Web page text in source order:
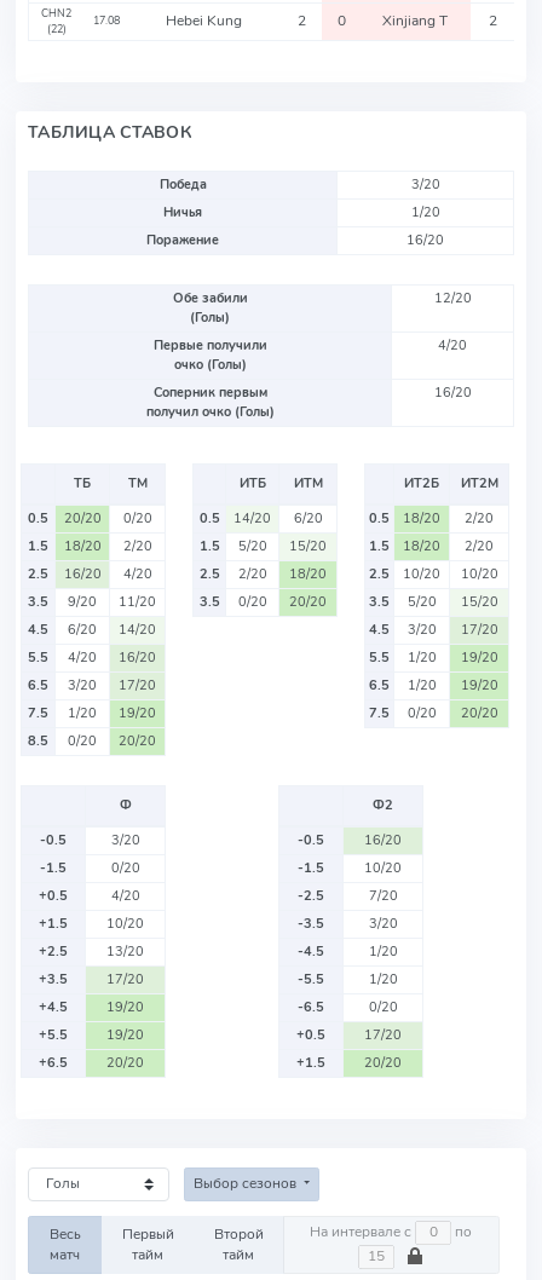
CHN2
(22)
17.08 Hebei Kung 2 0 Xinjiang T 2
ТАБЛИЦА СТАВОК
Победа
3/20
Ничья
1/20
Поражение
16/20
Обе забили
(Голы)
12/20
Первые получили
очко (Голы)
4/20
Соперник первым
получил очко (Голы)
16/20
ТБ
ТМ
0.5
20/20
0/20
1.5
18/20
2/20
2.5
16/20
4/20
3.5
9/20
11/20
4.5
6/20
14/20
5.5
4/20
16/20
6.5
3/20
17/20
7.5
1/20
19/20
8.5
0/20 20/20
ИТБ
ИТМ
0.5
14/20
6/20
1.5
5/20
15/20
2.5
2/20
18/20
3.5
0/20 20/20
ИТ2Б
ИТ2М
0.5
18/20
2/20
1.5
18/20
2/20
2.5
10/20
10/20
3.5
5/20
15/20
4.5
3/20
17/20
5.5
1/20
19/20
6.5
1/20
19/20
7.5
0/20 20/20
Ф
-0.5
3/20
-1.5
0/20
+0.5
4/20
+1.5
10/20
+2.5
13/20
+3.5
17/20
+4.5
19/20
+5.5
19/20
+6.5
20/20
Ф2
-0.5
16/20
-1.5
10/20
-2.5
7/20
-3.5
3/20
-4.5
1/20
-5.5
1/20
-6.5
0/20
+0.5
17/20
+1.5
20/20
Выбор сезонов
Весь
матч
Первый
тайм
Второй
тайм
На интервале с по